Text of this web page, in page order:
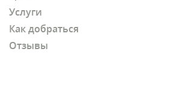
Услуги
Как добраться
Отзывы